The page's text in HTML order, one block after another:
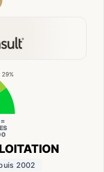
2002
29%
=